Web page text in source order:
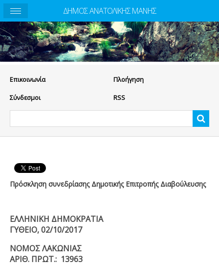
Eπικοινωνία Πλοήγηση
Σύνδεσμοι RSS
Πρόσκληση συνεδρίασης Δημοτικής Επιτροπής Διαβούλευσης
ΕΛΛΗΝΙΚΗ ΔΗΜΟΚΡΑΤΙΑ
ΓΥΘΕΙΟ, 02/10/2017
ΝΟΜΟΣ ΛΑΚΩΝΙΑΣ
ΑΡΙΘ. ΠΡΩΤ.: 13963
ΔΗΜΟΣ ΑΝΑΤΟΛΙΚΗΣ ΜΑΝΗΣ